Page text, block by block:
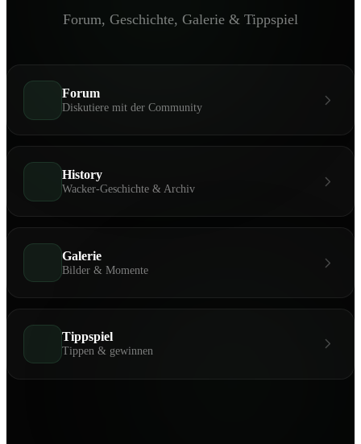
Forum, Geschichte, Galerie & Tippspiel
Forum
Diskutiere mit der Community
History
Wacker-Geschichte & Archiv
Galerie
Bilder & Momente
Tippspiel
Tippen & gewinnen